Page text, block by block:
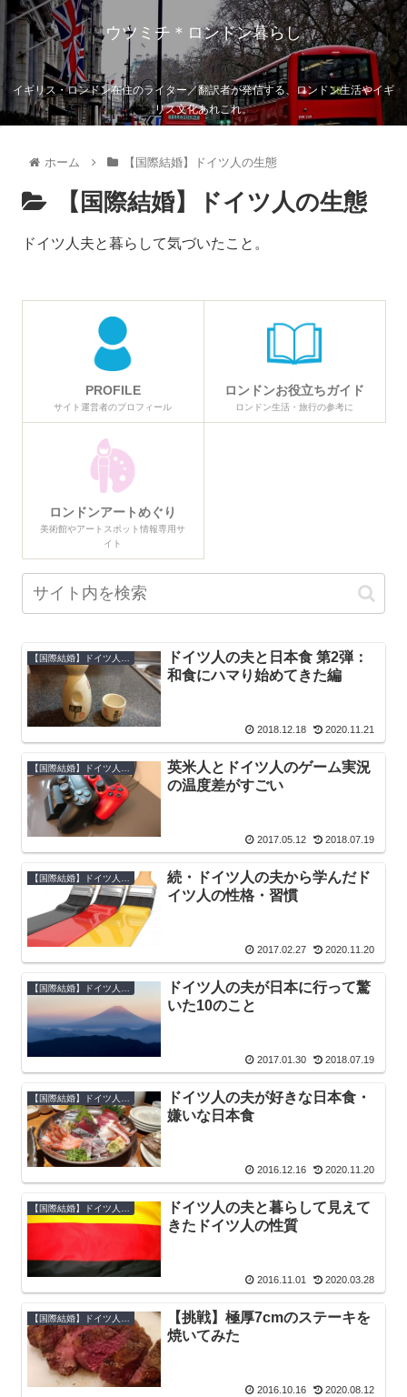
ウツミチ＊ロンドン暮らし
イギリス・ロンドン在住のライター／翻訳者が発信する、ロンドン生活やイギ
リス文化あれこれ。
ホーム 【国際結婚】ドイツ人の生態
【国際結婚】ドイツ人の生態
ドイツ人夫と暮らして気づいたこと。
PROFILE
サイト運営者のプロフィール
ロンドンお役立ちガイド
ロンドン生活・旅行の参考に
ロンドンアートめぐり
美術館やアートスポット情報専用サ
イト
【国際結婚】ドイツ人の生態
ドイツ人の夫と日本食 第2弾：
和食にハマり始めてきた編
2018.12.18 2020.11.21
【国際結婚】ドイツ人の生態
英米人とドイツ人のゲーム実況
の温度差がすごい
2017.05.12 2018.07.19
【国際結婚】ドイツ人の生態
続・ドイツ人の夫から学んだド
イツ人の性格・習慣
2017.02.27 2020.11.20
ドイツ人の夫が日本に行って驚
いた10のこと
2017.01.30 2018.07.19
ドイツ人の夫が好きな日本食・
嫌いな日本食
2016.12.16 2020.11.20
ドイツ人の夫と暮らして見えて
きたドイツ人の性質
2016.11.01 2020.03.28
【挑戦】極厚7cmのステーキを
焼いてみた
2016.10.16 2020.08.12